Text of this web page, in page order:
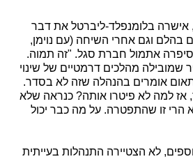
בשיחה עם Xnet, אישרה בלומנפלד-ליברטל את דבר
בהלם וגם אחרי השיחה (עם נוימן,
אתמול חברת סגל. "זה תמוה.
מהלכים דרמטיים של שינוי
אומרים בהנהלה שזה לא בסדר.
אז למה לא פיטרו אותה? כנראה שלא
הרי זו שהתפטרה. על מה כבר יכול
לא הצטיירה התנהלות בעייתית